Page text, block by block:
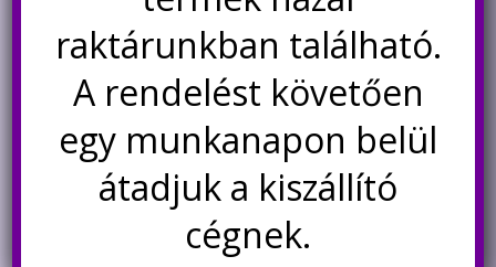
Kosárba teszem
Kapcsolódó termékek
raktárunkban található.
A rendelést követően
egy munkanapon belül
átadjuk a kiszállító
cégnek.